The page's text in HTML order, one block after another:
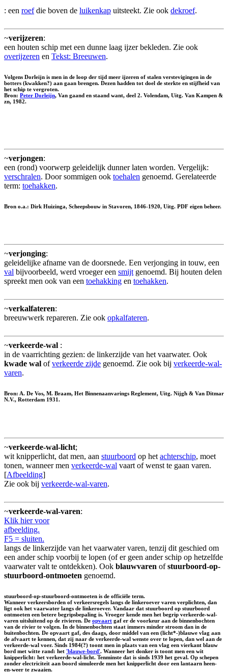
: een roefdie boven de luikenkap uitsteekt. Zie ook dekroef.
~verijzeren:
een houten schip met een dunne laag ijzer bekleden. Zie ook
overijzeren en Tekst: Breeuwen.
Volgens Dorleijn is men in de loop der tijd meer ijzeren of stalen verstevigingen in de
botters (kwakken?) aan gaan brengen. Dezen hadden tot doel de sterkte en stijfheid van
het schip te vergroten.
Bron: Peter Dorleijn, Van gaand en staand want, deel 2. Volendam, Uitg. Van Kampen &
zn, 1982.
~verjongen:
een (rond) voorwerp geleidelijk dunner laten worden. Vergelijk:
verschralen. Door sommigen ook toehalen genoemd. Gerelateerde
term: toehakken.
Bron o.a.: Dirk Huizinga, Scheepsbouw in Stavoren, 1846-1920, Uitg. PDF eigen beheer.
~verjonging:
geleidelijke afname van de doorsnede. Een verjonging in touw, een
val bijvoorbeeld, werd vroeger een smijtgenoemd. Bij houten delen
spreekt men ook van een toehakking en toehakken.
~verkalfateren:
breeuwwerk repareren. Zie ook opkalfateren.
~verkeerde-wal :
in de vaarrichting gezien: de linkerzijde van het vaarwater. Ook
kwade wal ofverkeerde zijde genoemd. Zie ook bij verkeerde-wal-
varen.
Bron: A. De Vos, M. Braam, Het Binnenaanvarings Reglement, Uitg. Nijgh & Van Ditmar
N.V., Rotterdam 1931.
~verkeerde-wal-licht;
wit knipperlicht, dat men, aan stuurboord op hetachterschip, moet
tonen, wanneer men verkeerde-wal vaart of wenst te gaan varen.
[Afbeelding]
Zie ook bij verkeerde-wal-varen.
~verkeerde-wal-varen:
Klik hier voor
afbeelding.
F5 = sluiten.
langs de linkerzijde van het vaarwater varen, tenzij dit geschied om
een ander schip voorbij te lopen (of er geen ander schip op hetzelfde
vaarwater valt te ontdekken). Ook blauwvaren ofstuurboord-op-
stuurboord-ontmoeten genoemd.
stuurboord-op-stuurboord-ontmoeten is de officiële term.
Wanneer verkeersborden of verkeersregels langs de linkeroever varen verplichten, dan
ligt ook het vaarwater langs de linkeroever. Vandaar dat stuurboord op stuurboord
ontmoeten een betere begripsbepaling is. Vroeger kende men het begrip verkeerde-wal-
varen uitsluitend op de rivieren. De opvaart gaf er de voorkeur aan de binnenbochten
van de rivier te volgen. In de binnenbochten staat immers minder stroom dan in de
buitenbochten. De opvaart gaf, des daags, door middel van een (licht*-)blauwe vlag aan
de afvaart te kennen, dat zij naar de verkeerde-wal wenste over te lopen, dan wel aan de
verkeerde-wal voer. Sinds 1984(?) toont men in plaats van een vlag een vierkant blauw
bord met witte rand: het 'blauwe-bord'. Wanneer het donker is toont men een wit
knipperlicht: het verkeerde-wal-licht. Tenminste dat is sinds 1939 het geval. Op schepen
zonder electriciteit aan boord simuleerde men het knipperlicht door een lantaarn heen-
en-weer te zwaaien.